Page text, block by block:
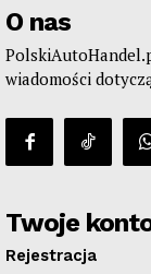
O nas
wiadomości
Twoje
Rejestracja